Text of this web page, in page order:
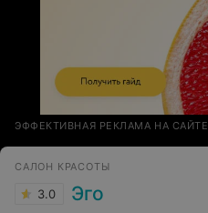
ЭФФЕКТИВНАЯ РЕКЛАМА НА САЙТЕ
САЛОН КРАСОТЫ
3.0 Эго